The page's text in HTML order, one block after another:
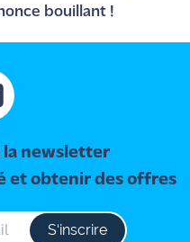
bouillant !
la newsletter
et obtenir des offres
S‘inscrire